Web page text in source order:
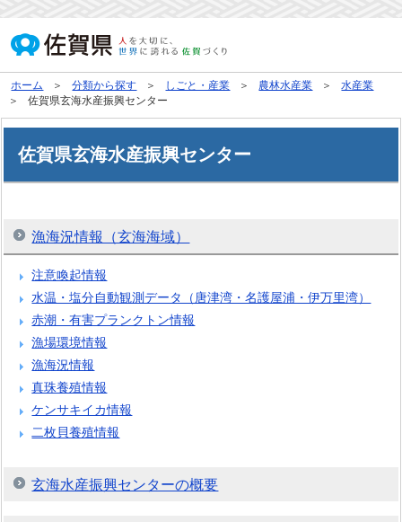
ホーム 分類から探す しごと・産業 農林水産業
水産業
佐賀県玄海水産振興センター
佐賀県玄海水産振興センター
漁海況情報（玄海海域）
注意喚起情報
水温・塩分自動観測データ（唐津湾・名護屋浦・伊万里湾）
赤潮・有害プランクトン情報
漁場環境情報
漁海況情報
真珠養殖情報
ケンサキイカ情報
二枚貝養殖情報
玄海水産振興センターの概要